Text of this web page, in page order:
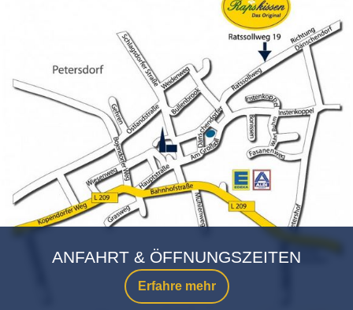
Erfahre mehr
ANFAHRT & ÖFFNUNGSZEITEN